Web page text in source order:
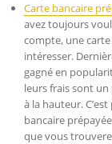
Carte bancaire
avez toujours
compte, une
intéresser.
gagné en
leurs frais sont
à la hauteur.
bancaire
que vous